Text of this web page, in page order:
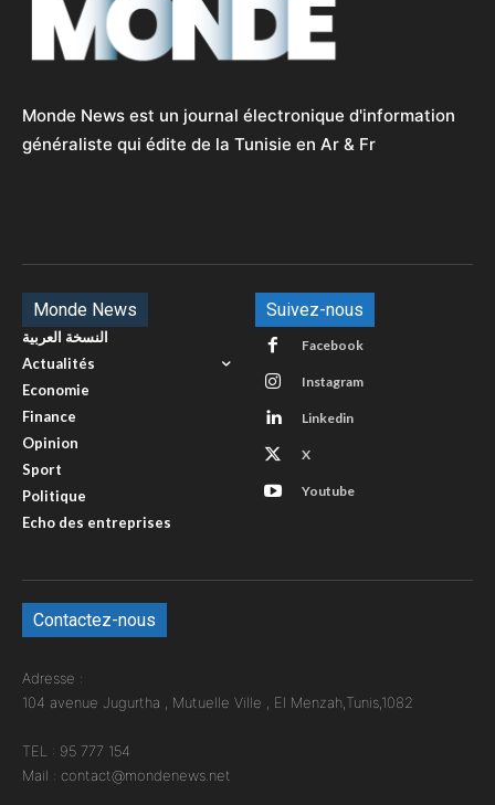
Monde News est un journal électronique d'information
généraliste qui édite de la Tunisie en Ar & Fr
Monde News
النسخة العربية
Actualités
Economie
Finance
Opinion
Sport
Politique
Echo des entreprises
Suivez-nous
Facebook
Instagram
Linkedin
X
Youtube
Contactez-nous
Adresse :
104 avenue Jugurtha , Mutuelle Ville , El Menzah,Tunis,1082
TEL : 95 777 154
Mail : contact@mondenews.net